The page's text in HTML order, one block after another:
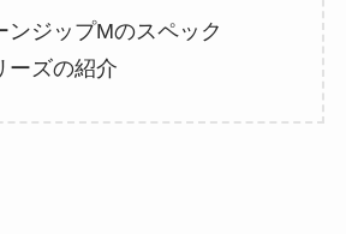
ンジップMのスペック
ーズの紹介